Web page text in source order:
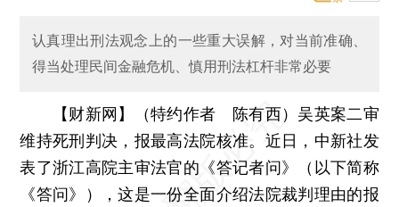
认真理出刑法观念上的一些重大误解，对当前准确、
得当处理民间金融危机、慎用刑法杠杆非常必要
【财新网】（特约作者 陈有西） 吴英案二审
维持死刑判决，报最高法院核准。近日，中新社发
表了浙江高院主审法官的《答记者问》（以下简称
《答问》），这是一份全面介绍法院裁判理由的报